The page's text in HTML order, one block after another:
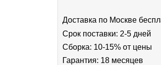
Доставка по Москве
Срок поставки: 2-5 дней
Сборка: 10-15% от цены
Гарантия: 18 месяцев